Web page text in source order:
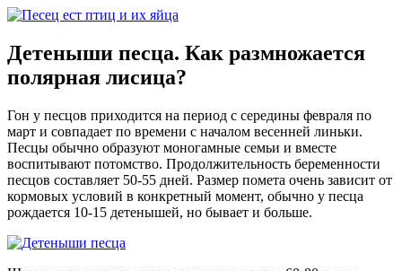
Детеныши песца. Как размножается
полярная лисица?
Гон у песцов приходится на период с середины февраля по
март и совпадает по времени с началом весенней линьки.
Песцы обычно образуют моногамные семьи и вместе
воспитывают потомство. Продолжительность беременности
песцов составляет 50-55 дней. Размер помета очень зависит от
кормовых условий в конкретный момент, обычно у песца
рождается 10-15 детенышей, но бывает и больше.